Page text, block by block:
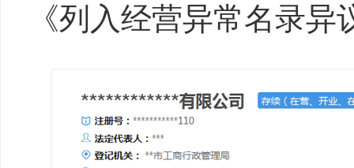
《列入经营异常名录异